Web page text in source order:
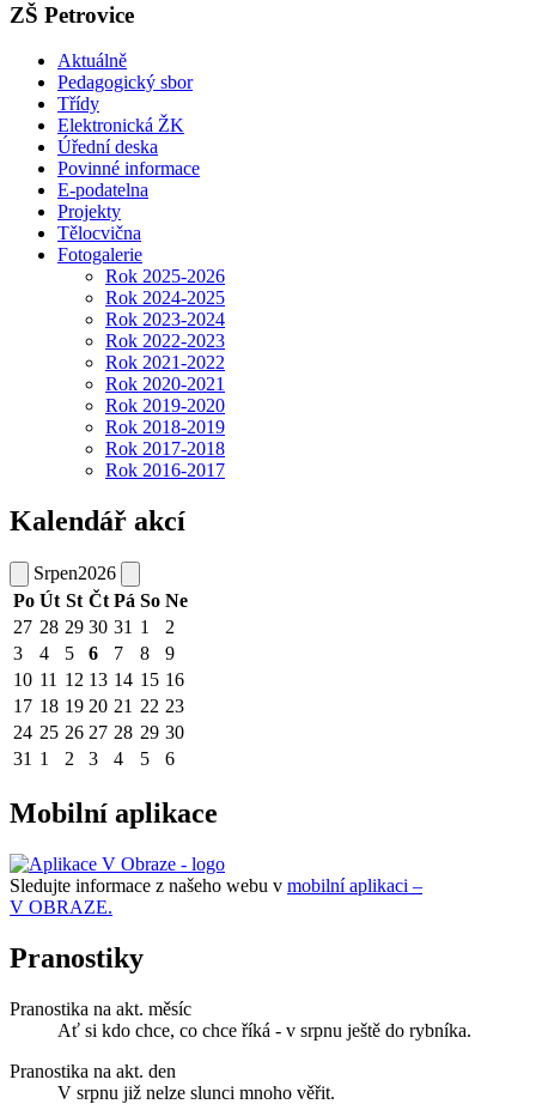
ZŠ Petrovice
Aktuálně
Pedagogický sbor
Třídy
Elektronická ŽK
Úřední deska
Povinné informace
E-podatelna
Projekty
Tělocvična
Fotogalerie
Rok 2025-2026
Rok 2024-2025
Rok 2023-2024
Rok 2022-2023
Rok 2021-2022
Rok 2020-2021
Rok 2019-2020
Rok 2018-2019
Rok 2017-2018
Rok 2016-2017
Kalendář akcí
Srpen2026
Po Út St Čt Pá So Ne
27 28 29 30 31 1
2
3
4 5 6 7 8
9
10 11 12 13 14 15 16
17 18 19 20 21 22 23
24 25 26 27 28 29 30
31 1 2 3 4 5 6
Mobilní aplikace
Sledujte informace z našeho webu v mobilní aplikaci –
V OBRAZE.
Pranostiky
Pranostika na akt. měsíc
Ať si kdo chce, co chce říká - v srpnu ještě do rybníka.
Pranostika na akt. den
V srpnu již nelze slunci mnoho věřit.